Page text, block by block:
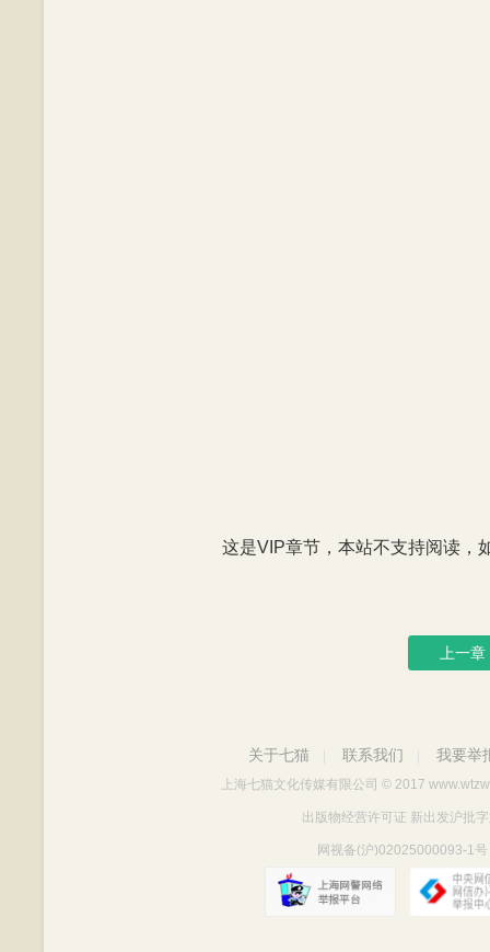
这是VIP章节，本站不支持阅读，
上一章
关于七猫 联系我们 我要举
上海七猫文化传媒有限公司 © 2017
出版物经营许可证 新出发沪批
网视备(沪)02025000093-1